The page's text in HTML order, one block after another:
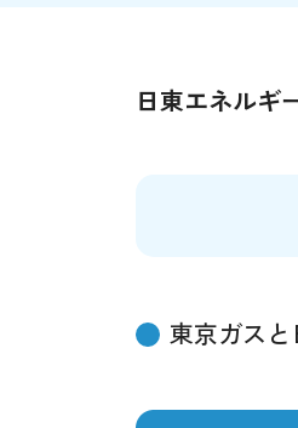
日東エネルギ
東京ガス